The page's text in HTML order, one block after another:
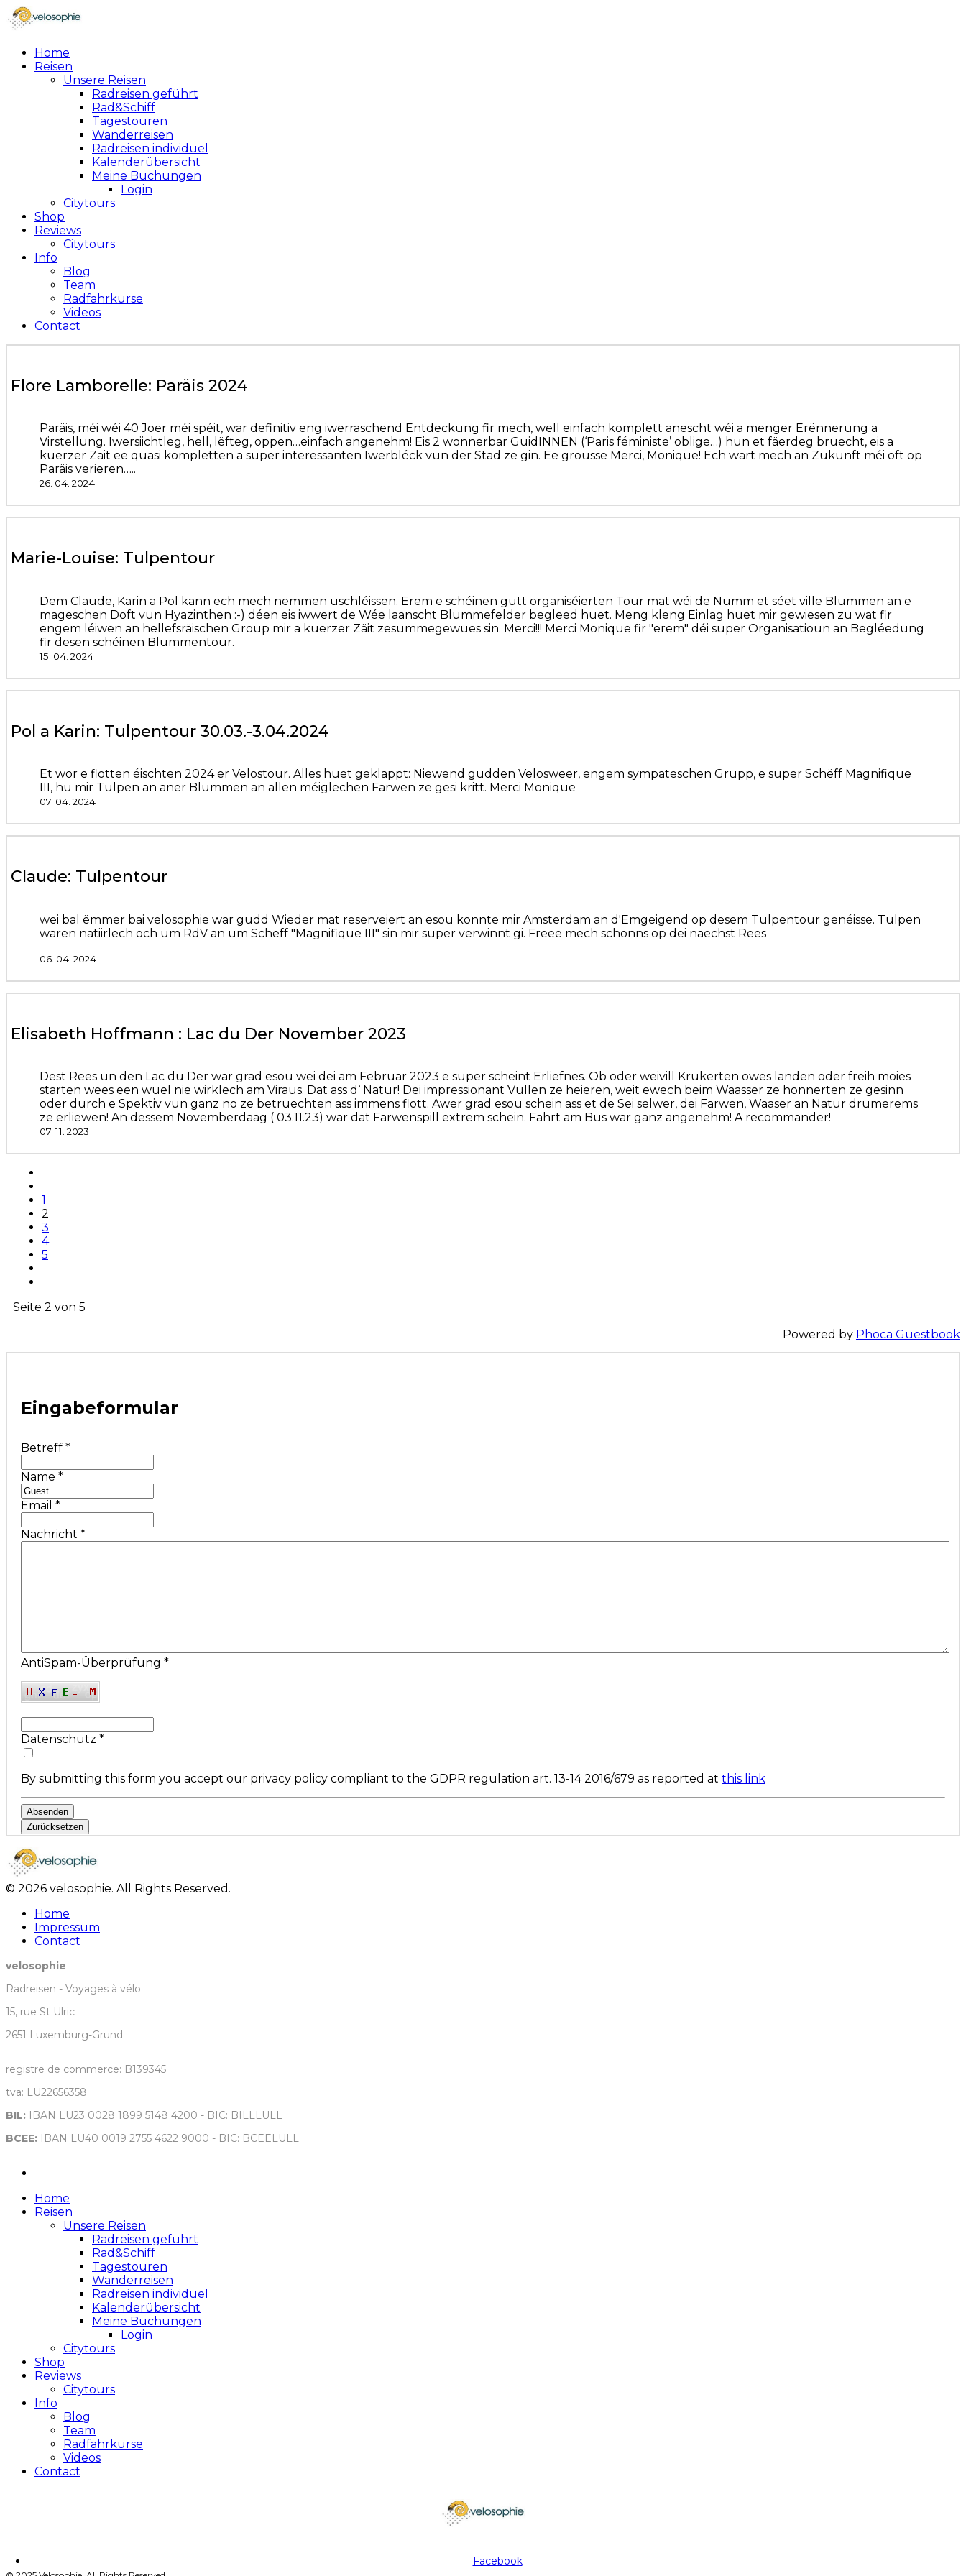
Home
Reisen
Unsere Reisen
Radreisen geführt
Rad&Schiff
Tagestouren
Wanderreisen
Radreisen individuel
Kalenderübersicht
Meine Buchungen
Login
Citytours
Shop
Reviews
Citytours
Info
Blog
Team
Radfahrkurse
Videos
Contact
Flore Lamborelle: Paräis 2024
Paräis, méi wéi 40 Joer méi spéit, war definitiv eng iwerraschend Entdeckung fir mech, well einfach komplett anescht wéi a menger Erënnerung a
Virstellung. Iwersiichtleg, hell, lëfteg, oppen…einfach angenehm! Eis 2 wonnerbar GuidINNEN (‘Paris féministe’ oblige…) hun et fäerdeg bruecht, eis a
kuerzer Zäit ee quasi kompletten a super interessanten Iwerbléck vun der Stad ze gin. Ee grousse Merci, Monique! Ech wärt mech an Zukunft méi oft op
Paräis verieren…..
26. 04. 2024
Marie-Louise: Tulpentour
Dem Claude, Karin a Pol kann ech mech nëmmen uschléissen. Erem e schéinen gutt organiséierten Tour mat wéi de Numm et séet ville Blummen an e
mageschen Doft vun Hyazinthen :-) déen eis iwwert de Wée laanscht Blummefelder begleed huet. Meng kleng Einlag huet mir gewiesen zu wat fir
engem léiwen an hellefsräischen Group mir a kuerzer Zäit zesummegewues sin. Merci!!! Merci Monique fir "erem" déi super Organisatioun an Begléedung
fir desen schéinen Blummentour.
15. 04. 2024
Pol a Karin: Tulpentour 30.03.-3.04.2024
Et wor e flotten éischten 2024 er Velostour. Alles huet geklappt: Niewend gudden Velosweer, engem sympateschen Grupp, e super Schëff Magnifique
III, hu mir Tulpen an aner Blummen an allen méiglechen Farwen ze gesi kritt. Merci Monique
07. 04. 2024
Claude: Tulpentour
wei bal ëmmer bai velosophie war gudd Wieder mat reserveiert an esou konnte mir Amsterdam an d'Emgeigend op desem Tulpentour genéisse. Tulpen
waren natiirlech och um RdV an um Schëff "Magnifique III" sin mir super verwinnt gi. Freeë mech schonns op dei naechst Rees
06. 04. 2024
Elisabeth Hoffmann : Lac du Der November 2023
Dest Rees un den Lac du Der war grad esou wei dei am Februar 2023 e super scheint Erliefnes. Ob oder weivill Krukerten owes landen oder freih moies
starten wees een wuel nie wirklech am Viraus. Dat ass d‘ Natur! Dei impressionant Vullen ze heieren, weit ewech beim Waasser ze honnerten ze gesinn
oder durch e Spektiv vun ganz no ze betruechten ass immens flott. Awer grad esou schein ass et de Sei selwer, dei Farwen, Waaser an Natur drumerems
ze erliewen! An dessem Novemberdaag ( 03.11.23) war dat Farwenspill extrem schein. Fahrt am Bus war ganz angenehm! A recommander!
07. 11. 2023
1
2
3
4
5
Seite 2 von 5
Powered by Phoca Guestbook
Eingabeformular
Betreff *
Name *
Email *
Nachricht *
AntiSpam-Überprüfung *
Datenschutz *
By submitting this form you accept our privacy policy compliant to the GDPR regulation art. 13-14 2016/679 as reported at this link
Absenden
Zurücksetzen
© 2026 velosophie. All Rights Reserved.
Home
Impressum
Contact
velosophie
Radreisen - Voyages à vélo
15, rue St Ulric
2651 Luxemburg-Grund
registre de commerce: B139345
tva: LU22656358
BIL: IBAN LU23 0028 1899 5148 4200 - BIC: BILLLULL
BCEE: IBAN LU40 0019 2755 4622 9000 - BIC: BCEELULL
Home
Reisen
Unsere Reisen
Radreisen geführt
Rad&Schiff
Tagestouren
Wanderreisen
Radreisen individuel
Kalenderübersicht
Meine Buchungen
Login
Citytours
Shop
Reviews
Citytours
Info
Blog
Team
Radfahrkurse
Videos
Contact
Facebook